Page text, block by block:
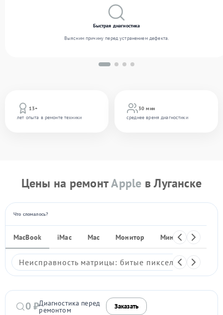
13+
лет опыта в ремонте техники
30 мин
среднее время диагностики
Быстрая диагностика
Выясним причину перед устранением дефекта.
Цены на ремонтApple в Луганске
Что сломалось?
MacBook iMac Mac Монитор Мини ПК
Неисправность матрицы: битые пиксели,
0 ₽Диагностика перед
ремонтом Заказать